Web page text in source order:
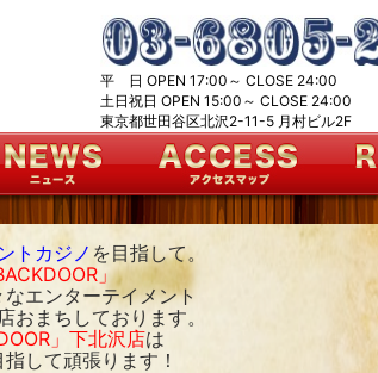
平 日 OPEN 17:00～ CLOSE 24:00
土日祝日 OPEN 15:00～ CLOSE 24:00
東京都世田谷区北沢2-11-5 月村ビル2F
トカジノ を目指して。
」
エンターテイメント
おまちしております。
」下北沢店は
して頑張ります！